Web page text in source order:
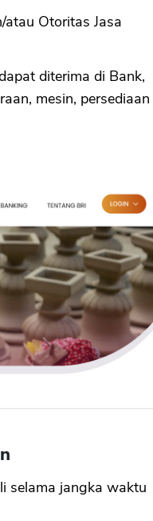
Otoritas Jasa
diterima di Bank,
mesin, persediaan
selama jangka waktu